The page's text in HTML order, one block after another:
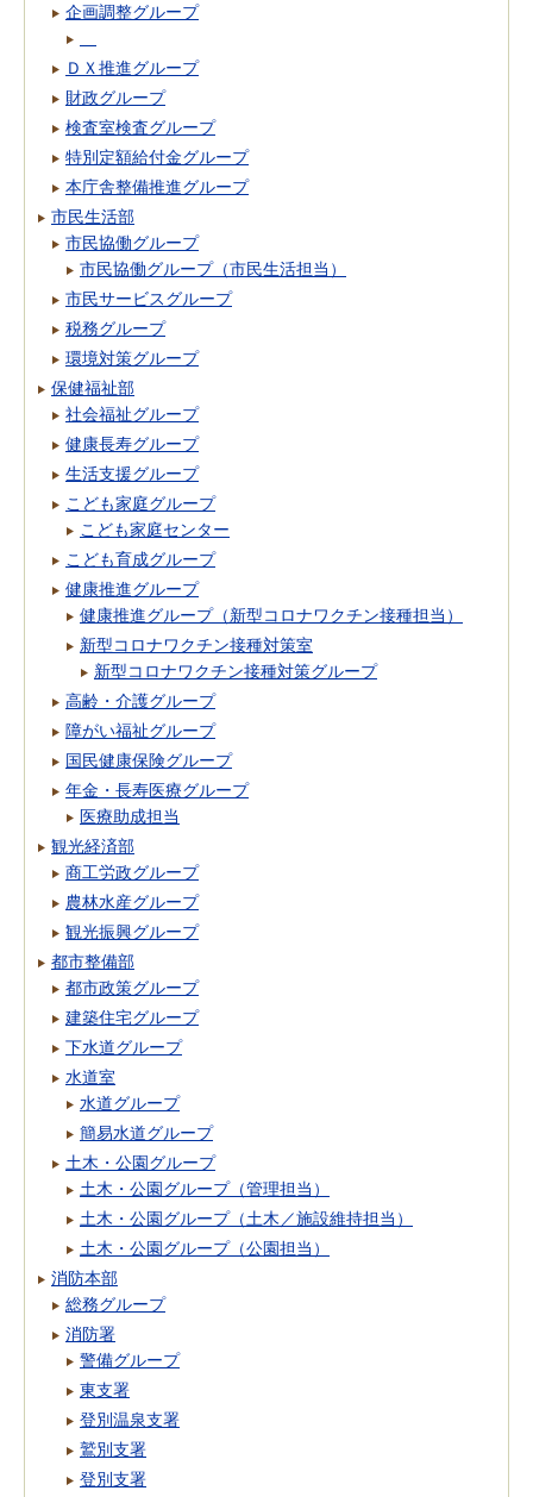
企画調整グループ
ＤＸ推進グループ
財政グループ
検査室検査グループ
特別定額給付金グループ
本庁舎整備推進グループ
市民生活部
市民協働グループ
市民協働グループ（市民生活担当）
市民サービスグループ
税務グループ
環境対策グループ
保健福祉部
社会福祉グループ
健康長寿グループ
生活支援グループ
こども家庭グループ
こども家庭センター
こども育成グループ
健康推進グループ
健康推進グループ（新型コロナワクチン接種担当）
新型コロナワクチン接種対策室
新型コロナワクチン接種対策グループ
高齢・介護グループ
障がい福祉グループ
国民健康保険グループ
年金・長寿医療グループ
医療助成担当
観光経済部
商工労政グループ
農林水産グループ
観光振興グループ
都市整備部
都市政策グループ
建築住宅グループ
下水道グループ
水道室
水道グループ
簡易水道グループ
土木・公園グループ
土木・公園グループ（管理担当）
土木・公園グループ（土木／施設維持担当）
土木・公園グループ（公園担当）
消防本部
総務グループ
消防署
警備グループ
東支署
登別温泉支署
鷲別支署
登別支署